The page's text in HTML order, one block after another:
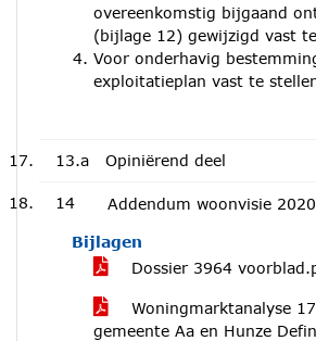
overeenkomstig bijgaand
(bijlage 12) gewijzigd vast
Voor onderhavig
exploitatieplan vast te
13.a Opiniërend deel
14 Addendum woonvisie
Bijlagen
Dossier 3964
Woningmarktanalyse
gemeente Aa en Hunze